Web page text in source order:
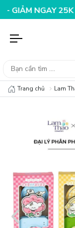
25K CHO ĐƠN
Trang chủ Lam